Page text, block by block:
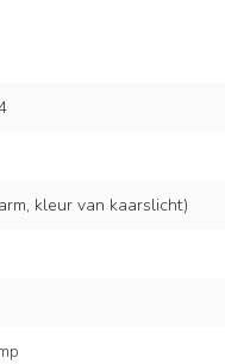
kleur van kaarslicht)